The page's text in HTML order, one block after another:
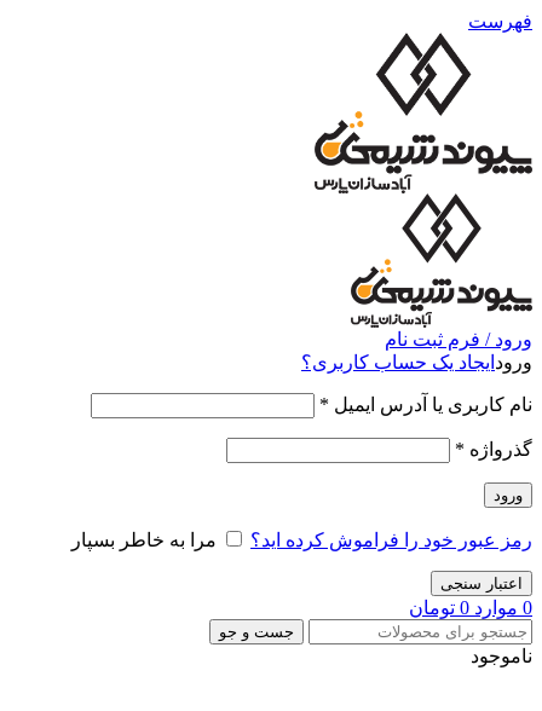
فهرست
ورود / فرم ثبت نام
ورود ایجاد یک حساب کاربری؟
نام کاربری یا آدرس ایمیل *
گذرواژه *
ورود
رمز عبور خود را فراموش کرده اید؟ مرا به خاطر بسپار
اعتبار سنجی
0 موارد 0 تومان
جست و جو
ناموجود